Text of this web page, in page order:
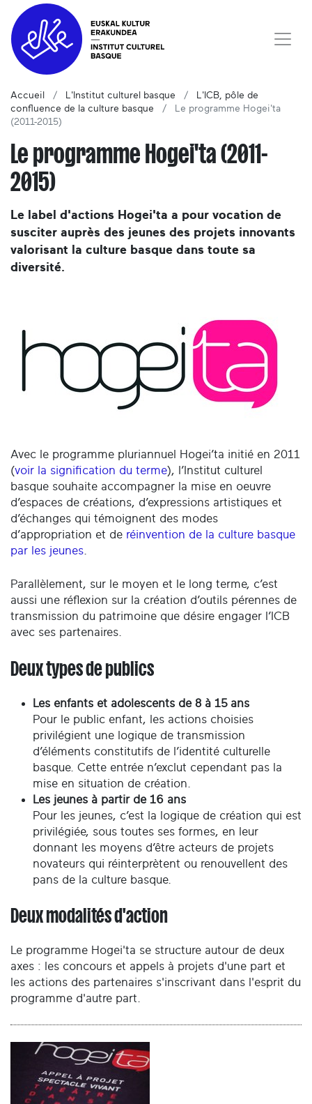
Accueil L'Institut culturel basque
L'ICB, pôle de
confluence de la culture basque
Le programme Hogei'ta
(2011-2015)
Le programme Hogei'ta (2011-
2015)
Le label d'actions Hogei'ta a pour vocation de
susciter auprès des jeunes des projets innovants
valorisant la culture basque dans toute sa
diversité.
Avec le programme pluriannuel Hogei’ta initié en 2011
(voir la signification du terme), l’Institut culturel
basque souhaite accompagner la mise en oeuvre
d’espaces de créations, d’expressions artistiques et
d’échanges qui témoignent des modes
d’appropriation et de réinvention de la culture basque
par les jeunes
Parallèlement, sur le moyen et le long terme, c’est
aussi une réflexion sur la création d’outils pérennes de
transmission du patrimoine que désire engager l’ICB
avec ses partenaires.
Deux types de publics
Les enfants et adolescents de 8 à 15 ans
Pour le public enfant, les actions choisies
privilégient une logique de transmission
d’éléments constitutifs de l’identité culturelle
basque. Cette entrée n’exclut cependant pas la
mise en situation de création.
Les jeunes à partir de 16 ans
Pour les jeunes, c’est la logique de création qui est
privilégiée, sous toutes ses formes, en leur
donnant les moyens d’être acteurs de projets
novateurs qui réinterprètent ou renouvellent des
pans de la culture basque.
Deux modalités d'action
Le programme Hogei'ta se structure autour de deux
axes : les concours et appels à projets d'une part et
les actions des partenaires s'inscrivant dans l'esprit du
programme d'autre part.